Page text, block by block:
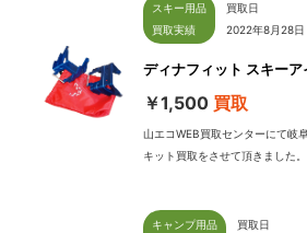
スキー用品
買取実績
買取日
2022年8月28日
ディナフィット スキーア
￥1,500 買取
山エコWEB買取センターにて岐
キット買取をさせて頂きました。
キャンプ用品
買取日